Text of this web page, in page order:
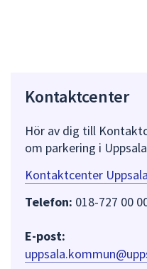
Kontaktcenter
Hör av dig till
om parkering i
Kontaktcenter
Telefon: 018-727 00
E-post: